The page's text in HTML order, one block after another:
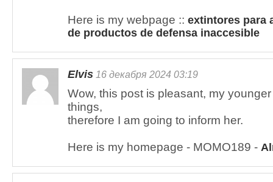
Here is my webpage :: extintores para
de productos de defensa inaccesible
Elvis 16 декабря 2024 03:19
Wow, this post is pleasant, my
things,
therefore I am going to inform her.
Here is my homepage - MOMO189 -